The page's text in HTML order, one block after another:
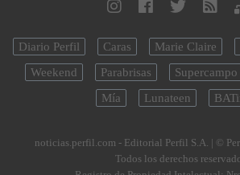
Diario Perfil Caras Marie Claire
Weekend
Parabrisas Supercampo
Mía
Lunateen
noticias.perfil.com - Editorial Perfil S.A. | ©
Todos los derechos